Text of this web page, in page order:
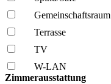
Gemeinschafts­raum
Terrasse
TV
W-LAN
Zimmerausstattung